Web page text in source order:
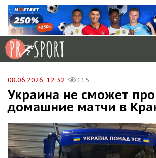
08.06.2026, 12:32 115
Украина не сможет
домашние матчи в